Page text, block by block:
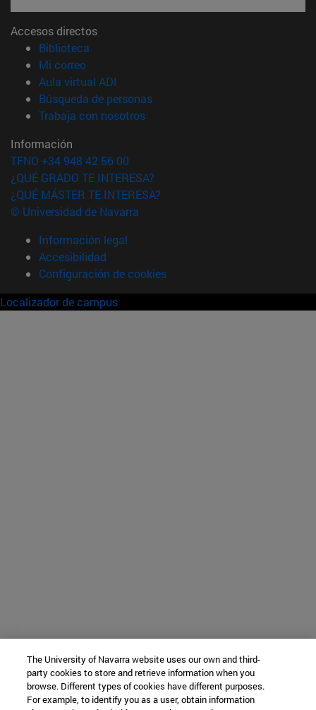
Accesos directos
Biblioteca
Mi correo(abre en nueva ventana)
Aula virtual ADI
Búsqueda de personas(abre en nueva ventana)
Trabaja con nosotros(abre en nueva ventana)
Información
TFNO +34 948 42 56 00
¿QUÉ GRADO TE INTERESA?
¿QUÉ MÁSTER TE INTERESA?
© Universidad de Navarra
Información legal
Accesibilidad
Configuración de cookies
Localizador de campus
The University of Navarra website uses our own and third-
party cookies to store and retrieve information when you
browse. Different types of cookies have different purposes.
For example, to identify you as a user, obtain information